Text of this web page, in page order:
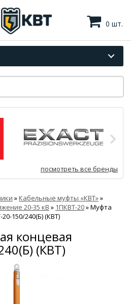
0 шт.
посмотреть все бренды
»Кабельные муфты «КВТ»»
20-35 кВ » 1ПКВТ-20»Муфта
150/240(Б) (КВТ)
концевая
(КВТ)